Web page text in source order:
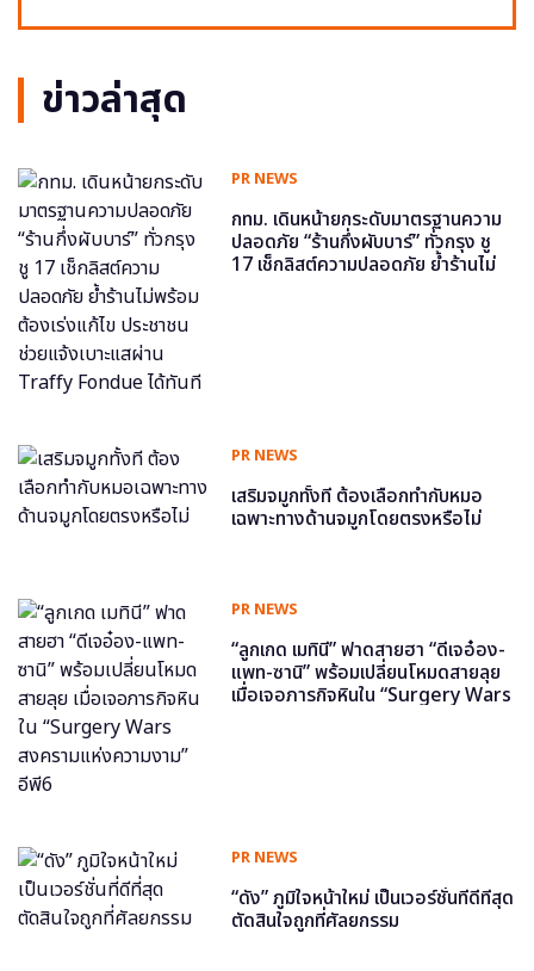
ข่าวล่าสุด
PR NEWS
กทม. เดินหน้ายกระดับมาตรฐานความ
ปลอดภัย “ร้านกึ่งผับบาร์” ทั่วกรุง ชู
17 เช็กลิสต์ความปลอดภัย ย้ำร้านไม่
PR NEWS
เสริมจมูกทั้งที ต้องเลือกทำกับหมอ
เฉพาะทางด้านจมูกโดยตรงหรือไม่
PR NEWS
“ลูกเกด เมทินี” ฟาดสายฮา “ดีเจอ๋อง-
แพท-ซานิ” พร้อมเปลี่ยนโหมดสายลุย
เมื่อเจอภารกิจหินใน “Surgery Wars
PR NEWS
“ดัง” ภูมิใจหน้าใหม่ เป็นเวอร์ชั่นที่ดีที่สุด
ตัดสินใจถูกที่ศัลยกรรม